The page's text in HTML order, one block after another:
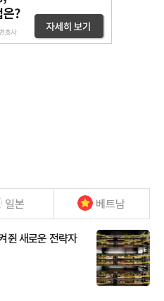
일본 베트남
쥔 새로운 전략자